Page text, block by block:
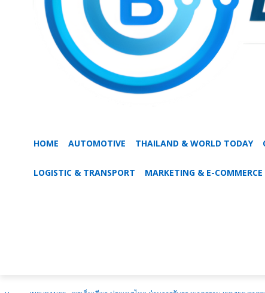
HOME AUTOMOTIVE THAILAND & WORLD TODAY
LOGISTIC & TRANSPORT MARKETING & E-COMMERCE